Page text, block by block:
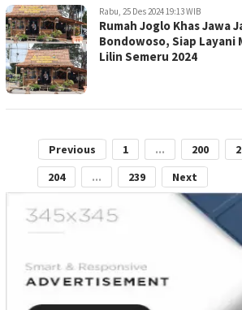
Rabu, 25 Des 2024 19:13 WIB
Rumah Joglo Khas Jawa
Bondowoso, Siap Layani
Lilin Semeru 2024
Previous 1 ... 200
204
... 239 Next